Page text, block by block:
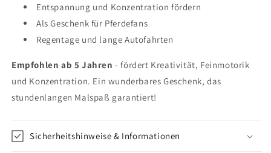
Entspannung und Konzentration fördern
Als Geschenk für Pferdefans
Regentage und lange Autofahrten
Empfohlen ab 5 Jahren - fördert Kreativität, Feinmotorik
und Konzentration. Ein wunderbares Geschenk, das
stundenlangen Malspaß garantiert!
Sicherheitshinweise & Informationen